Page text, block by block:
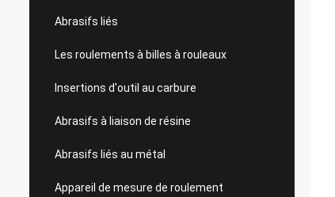
Abrasifs liés
Les roulements à billes à rouleaux
Insertions d'outil au carbure
Abrasifs à liaison de résine
Abrasifs liés au métal
Appareil de mesure de roulement